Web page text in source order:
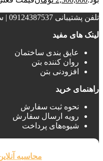
تلفن پشتیبانی 09124387537 | ساعت کاری: ۹ صبح الی ۷ شب
لینک های مفید
عایق بندی ساختمان‌
روان کننده بتن
افزودنی بتن
راهنمای خرید
نحوه ثبت سفارش
رویه ارسال سفارش
شیوه‌های پرداخت
محاسبه